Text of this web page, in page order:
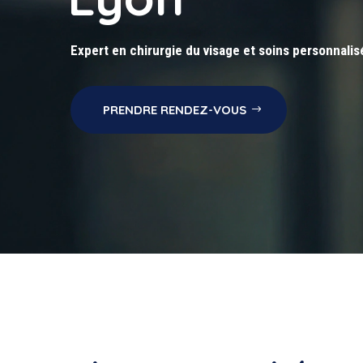
Expert en chirurgie du visage et soins
PRENDRE RENDEZ-VOUS